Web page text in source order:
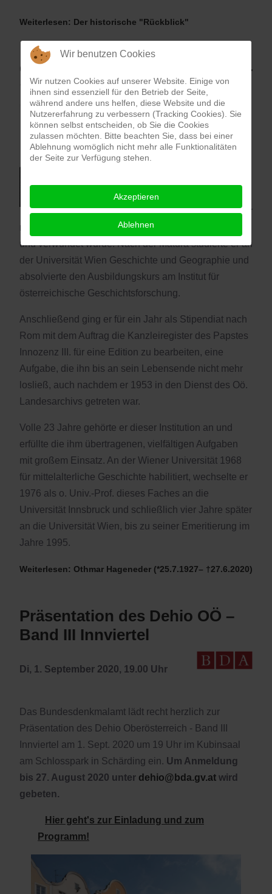
Weiterlesen: Der historische "Rückblick"
Othmar Hageneder (*25.7.1927–
†27.6.2020)
Am 27. Juni dieses Jahres verstarb
der gebürtige Linzer, em. o. Univ.-
Prof. Dr. Othmar Hageneder, in
Wien im 93. Lebensjahr. Der Sohn
seiner Heimatstadt das
akademische Gymnasium, wobei er
noch knapp vor Kriegsende zum Militär eingezogen
und verwundet wurde. Nach der Matura studierte er an
der Universität Wien Geschichte und Geographie und
absolvierte den Ausbildungskurs am Institut für
österreichische Geschichtsforschung.
Anschließend ging er für ein Jahr als Stipendiat nach
Rom mit dem Auftrag die Kanzleiregister des Papstes
Innozenz III. für eine Edition zu bearbeiten, eine
Aufgabe, die ihn bis an sein Lebensende nicht mehr
losließ, auch nachdem er 1953 in den Dienst des Oö.
Landesarchivs getreten war.
Volle 23 Jahre gehörte er dieser Institution an und
erfüllte die ihm übertragenen, vielfältigen Aufgaben
mit großem Einsatz. An der Wiener Universität 1968
für mittelalterliche Geschichte habilitiert, wechselte er
1976 als o. Univ.-Prof. dieses Faches an die
Universität Innsbruck und schließlich vier Jahre später
an die Universität Wien, bis zu seiner Emeritierung im
Jahre 1995.
Weiterlesen: Othmar Hageneder (*25.7.1927– †27.6.2020)
Präsentation des Dehio OÖ –
Band III Innviertel
Di, 1. September 2020, 19.00 Uhr
Das Bundesdenkmalamt lädt recht herzlich zur
Präsentation des Dehio Oberösterreich - Band III
Innviertel am 1. Sept. 2020 um 19 Uhr im Kubinsaal
am Schlosspark in Schärding ein. Um Anmeldung
bis 27. August 2020 unter dehio@bda.gv.at wird
gebeten.
Hier geht's zur Einladung und zum
Programm!
Wir benutzen Cookies
Wir nutzen Cookies auf unserer Website. Einige von
ihnen sind essenziell für den Betrieb der Seite,
während andere uns helfen, diese Website und die
Nutzererfahrung zu verbessern (Tracking Cookies). Sie
können selbst entscheiden, ob Sie die Cookies
zulassen möchten. Bitte beachten Sie, dass bei einer
Ablehnung womöglich nicht mehr alle Funktionalitäten
der Seite zur Verfügung stehen.
Akzeptieren
Ablehnen